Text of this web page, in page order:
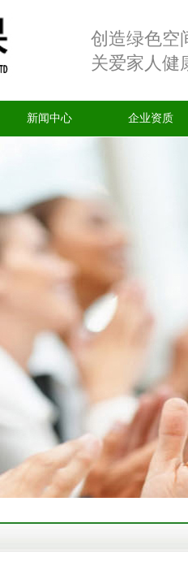
创造绿色空
关爱家人健
新闻中心 企业资质